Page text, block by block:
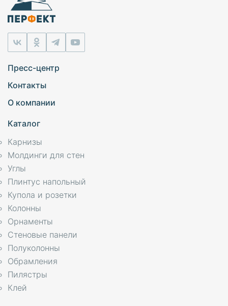
Пресс-центр
Контакты
О компании
Каталог
Карнизы
Молдинги для стен
Углы
Плинтус напольный
Купола и розетки
Колонны
Орнаменты
Стеновые панели
Полуколонны
Обрамления
Пилястры
Клей